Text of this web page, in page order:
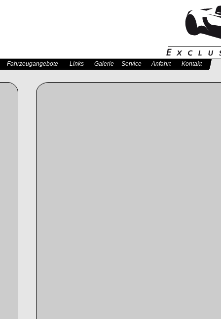
Fahrzeugangebote Links Galerie Service Anfahrt Kontakt